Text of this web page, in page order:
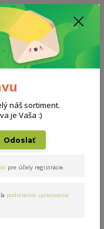
- CENA MATRACU A ROŠTU
10-15 PRACOVNÝCH
Menu
0
náš sortiment.
je Vaša :)
Odoslať
pre účely registrácie.
podmienok spracovania